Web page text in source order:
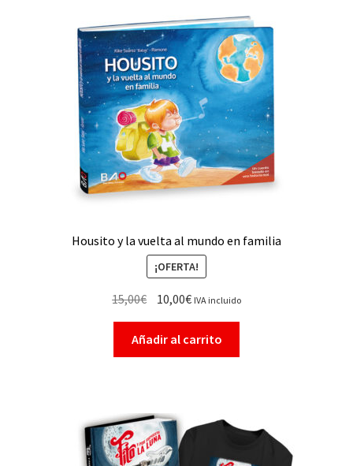
Housito y la vuelta al mundo en familia
¡OFERTA!
15,00€ 10,00€ IVA incluido
Añadir al carrito